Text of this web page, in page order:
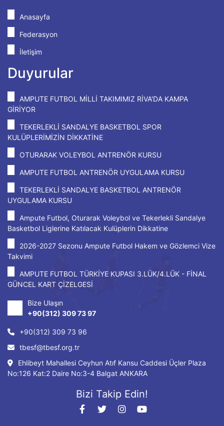
Anasayfa
Federasyon
İletişim
Duyurular
AMPUTE FUTBOL MİLLİ TAKIMIMIZ RİVA'DA KAMPA
GİRİYOR
TEKERLEKLİ SANDALYE BASKETBOL SPOR
KULÜPLERİMİZİN DİKKATİNE
OTURARAK VOLEYBOL ANTRENÖR KURSU
AMPUTE FUTBOL ANTRENÖR UYGULAMA KURSU
TEKERLEKLİ SANDALYE BASKETBOL ANTRENÖR
UYGULAMA KURSU
Ampute Futbol, Oturarak Voleybol ve Tekerlekli Sandalye
Basketbol Liglerine Katılacak Kulüplerin Dikkatine
2026-2027 Sezonu Ampute Futbol Hakem ve Gözlemci Vize
Takvimi
AMPUTE FUTBOL TÜRKİYE KUPASI 3.LÜK/4.LÜK - FİNAL
GÜNCEL KART ÇİZELGESİ
Bize Ulaşın
+90(312) 309 73 97
+90(312) 309 73 96
tbesf@tbesf.org.tr
Ehlibeyt Mahallesi Ceyhun Atıf Kansu Caddesi Üçler Plaza
No:126 Kat:2 Daire No:3-4 Balgat ANKARA
Bizi Takip Edin!